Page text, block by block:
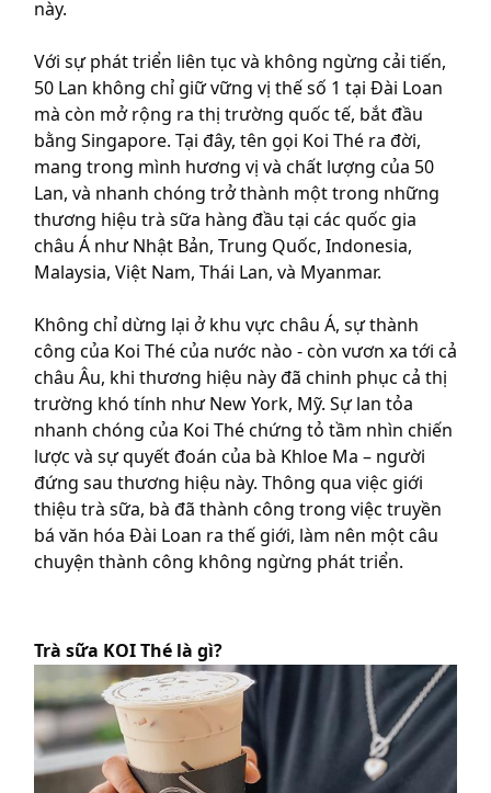
này.
Với sự phát triển liên tục và không ngừng cải tiến,
50 Lan không chỉ giữ vững vị thế số 1 tại Đài Loan
mà còn mở rộng ra thị trường quốc tế, bắt đầu
bằng Singapore. Tại đây, tên gọi Koi Thé ra đời,
mang trong mình hương vị và chất lượng của 50
Lan, và nhanh chóng trở thành một trong những
thương hiệu trà sữa hàng đầu tại các quốc gia
châu Á như Nhật Bản, Trung Quốc, Indonesia,
Malaysia, Việt Nam, Thái Lan, và Myanmar.
Không chỉ dừng lại ở khu vực châu Á, sự thành
công của Koi Thécủa nước nào -còn vươn xa tới cả
châu Âu, khi thương hiệu này đã chinh phục cả thị
trường khó tính như New York, Mỹ. Sự lan tỏa
nhanh chóng của Koi Thé chứng tỏ tầm nhìn chiến
lược và sự quyết đoán của bà Khloe Ma – người
đứng sau thương hiệu này. Thông qua việc giới
thiệu trà sữa, bà đã thành công trong việc truyền
bá văn hóa Đài Loan ra thế giới, làm nên một câu
chuyện thành công không ngừng phát triển.
Trà sữa KOI Thé là gì?